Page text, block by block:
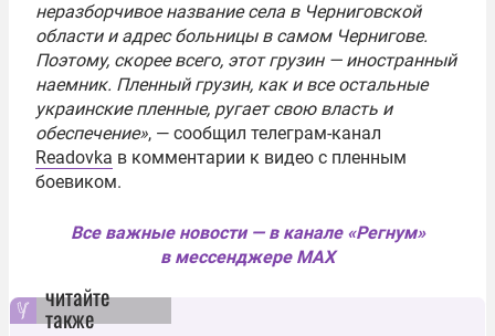
неразборчивое название села в Черниговской
области и адрес больницы в самом Чернигове.
Поэтому, скорее всего, этот грузин — иностранный
наемник. Пленный грузин, как и все остальные
украинские пленные, ругает свою власть и
обеспечение», — сообщил телеграм-канал
Readovka в комментарии к видео с пленным
боевиком.
Все важные новости — в канале «Регнум»
в мессенджере MAX
читайте
также